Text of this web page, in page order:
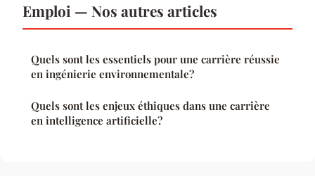
Emploi — Nos autres articles
Quels sont les essentiels pour une carrière réussie
en ingénierie environnementale?
Quels sont les enjeux éthiques dans une carrière
en intelligence artificielle?